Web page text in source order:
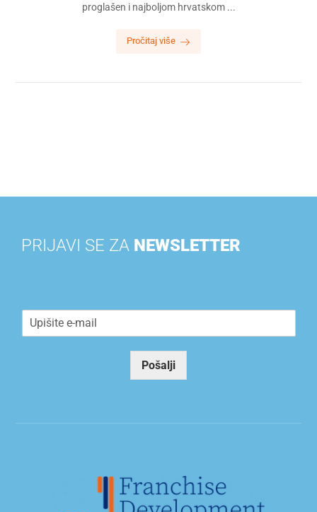
proglašen i najboljom hrvatskom ...
Pročitaj više
PRIJAVI SE ZANEWSLETTER
m
Pošalji